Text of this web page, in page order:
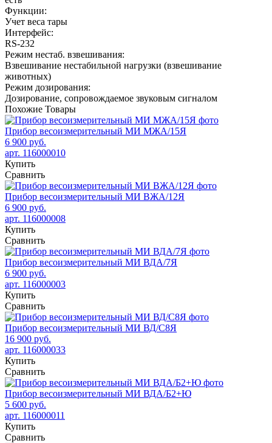
Функции:
Учет веса тары
Интерфейс:
RS-232
Режим нестаб. взвешивания:
Взвешивание нестабильной нагрузки (взвешивание
животных)
Режим дозирования:
Дозирование, сопровождаемое звуковым сигналом
Похожие Товары
Прибор весоизмерительный МИ МЖА/15Я
6 900 руб.
арт. 116000010
Купить
Сравнить
Прибор весоизмерительный МИ ВЖА/12Я
6 900 руб.
арт. 116000008
Купить
Сравнить
Прибор весоизмерительный МИ ВДА/7Я
6 900 руб.
арт. 116000003
Купить
Сравнить
Прибор весоизмерительный МИ ВД/С8Я
16 900 руб.
арт. 116000033
Купить
Сравнить
Прибор весоизмерительный МИ ВДА/Б2+Ю
5 600 руб.
арт. 116000011
Купить
Сравнить